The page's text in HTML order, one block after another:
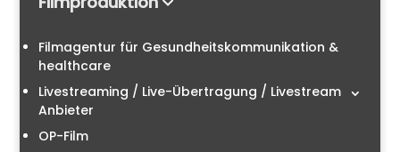
Filmagentur für Gesundheitskommunikation &
healthcare
Livestreaming / Live-Übertragung / Livestream
Anbieter
OP-Film